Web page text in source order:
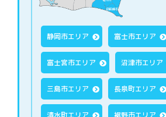
静岡市エリア 富士市エリア
富士宮市エリア 沼津市エリア
三島市エリア 長泉町エリア
清水町エリア 裾野市エリア